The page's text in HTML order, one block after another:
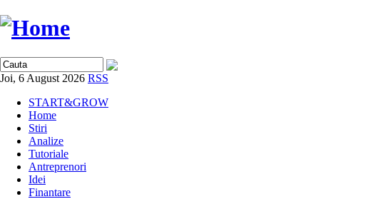
Joi, 6 August 2026 RSS
START&GROW
Home
Stiri
Analize
Tutoriale
Antreprenori
Idei
Finantare